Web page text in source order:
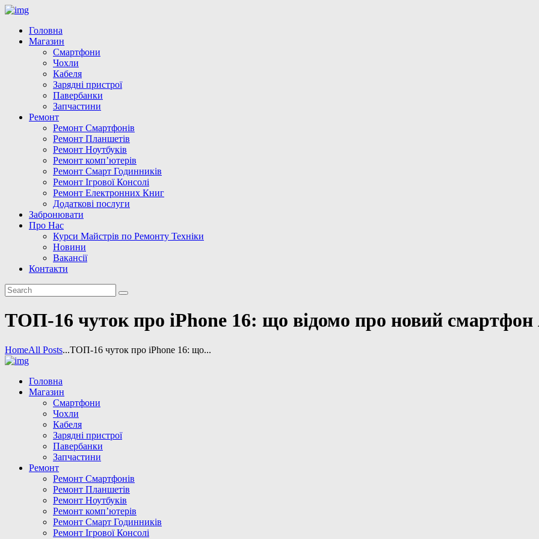
Головна
Магазин
Смартфони
Чохли
Кабеля
Зарядні пристрої
Павербанки
Запчастини
Ремонт
Ремонт Смартфонів
Ремонт Планшетів
Ремонт Ноутбуків
Ремонт комп’ютерів
Ремонт Смарт Годинників
Ремонт Ігрової Консолі
Ремонт Електронних Книг
Додаткові послуги
Забронювати
Про Нас
Курси Майстрів по Ремонту Техніки
Новини
Вакансії
Контакти
ТОП-16 чуток про iPhone 16: що відомо про новий смартфон
HomeAll Posts...ТОП-16 чуток про iPhone 16: що...
Головна
Магазин
Смартфони
Чохли
Кабеля
Зарядні пристрої
Павербанки
Запчастини
Ремонт
Ремонт Смартфонів
Ремонт Планшетів
Ремонт Ноутбуків
Ремонт комп’ютерів
Ремонт Смарт Годинників
Ремонт Ігрової Консолі